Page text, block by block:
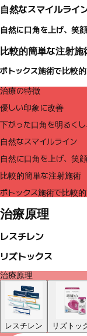
自然なスマイルライ
自然に口角を上げ、笑
比較的簡単な注射施
ボトックス施術で比較
治療の特徴
優しい印象に改善
下がった口角を明るく
自然なスマイルライン
自然に口角を上げ、笑
比較的簡単な注射施術
ボトックス施術で比較
治療原理
レスチレン
リズトックス
治療原理
レスチレン リズトッ